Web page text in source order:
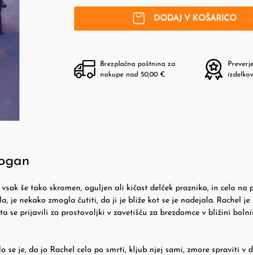
DODAJ V KOŠARICO
Brezplačna poštnina za
nakupe nad 50,00 €
izdelkov
še tako skromen, oguljen ali kičast delček praznika, in celo na
je nekako zmogla čutiti, da ji je bliže kot se je nadejala. Rachel je
se prijavili za prostovoljki v zavetišču za brezdomce v bližini
se je, da jo Rachel celo po smrti, kljub njej sami, zmore spraviti v